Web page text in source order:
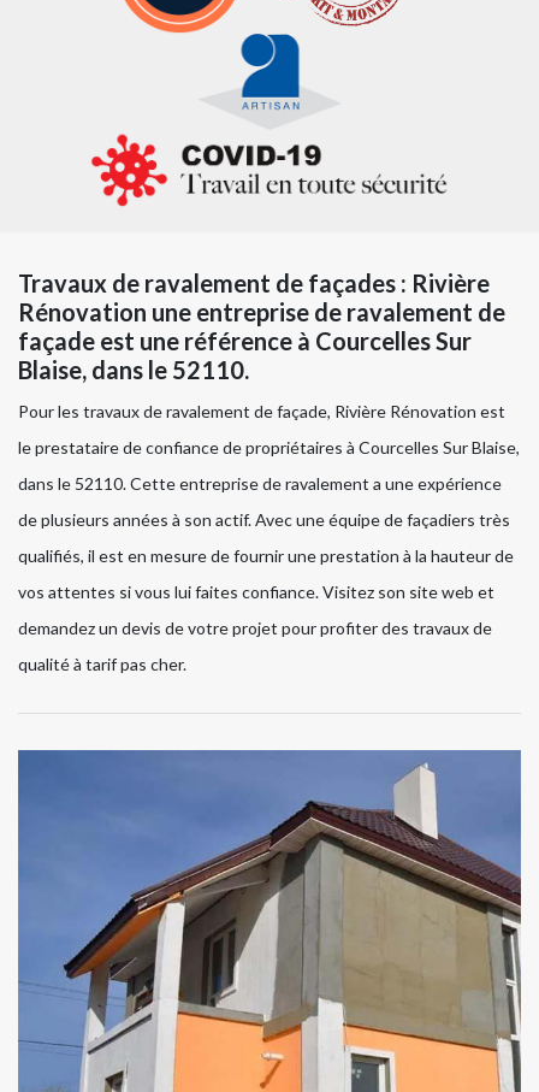
Travaux de ravalement de façades : Rivière
Rénovation une entreprise de ravalement de
façade est une référence à Courcelles Sur
Blaise, dans le 52110.
Pour les travaux de ravalement de façade, Rivière Rénovation est
le prestataire de confiance de propriétaires à Courcelles Sur Blaise,
dans le 52110. Cette entreprise de ravalement a une expérience
de plusieurs années à son actif. Avec une équipe de façadiers très
qualifiés, il est en mesure de fournir une prestation à la hauteur de
vos attentes si vous lui faites confiance. Visitez son site web et
demandez un devis de votre projet pour profiter des travaux de
qualité à tarif pas cher.